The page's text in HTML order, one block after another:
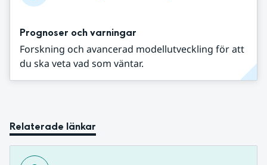
Prognoser och varningar
Forskning och avancerad modellutveckling för att
du ska veta vad som väntar.
Relaterade länkar